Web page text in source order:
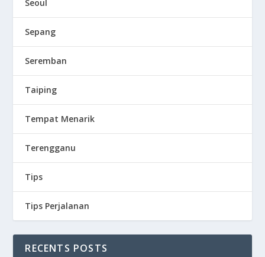
Seoul
Sepang
Seremban
Taiping
Tempat Menarik
Terengganu
Tips
Tips Perjalanan
RECENTS POSTS